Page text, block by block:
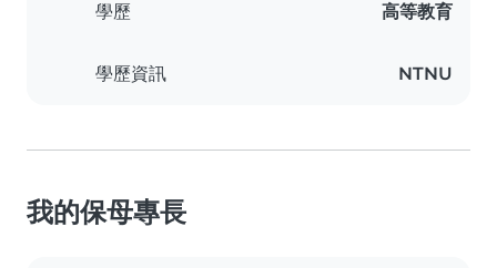
學歷 高等教育
學歷資訊 NTNU
我的保母專長